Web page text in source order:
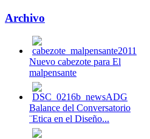
Archivo
Nuevo cabezote para El
malpensante
Balance del Conversatorio
¨Etica en el Diseño...